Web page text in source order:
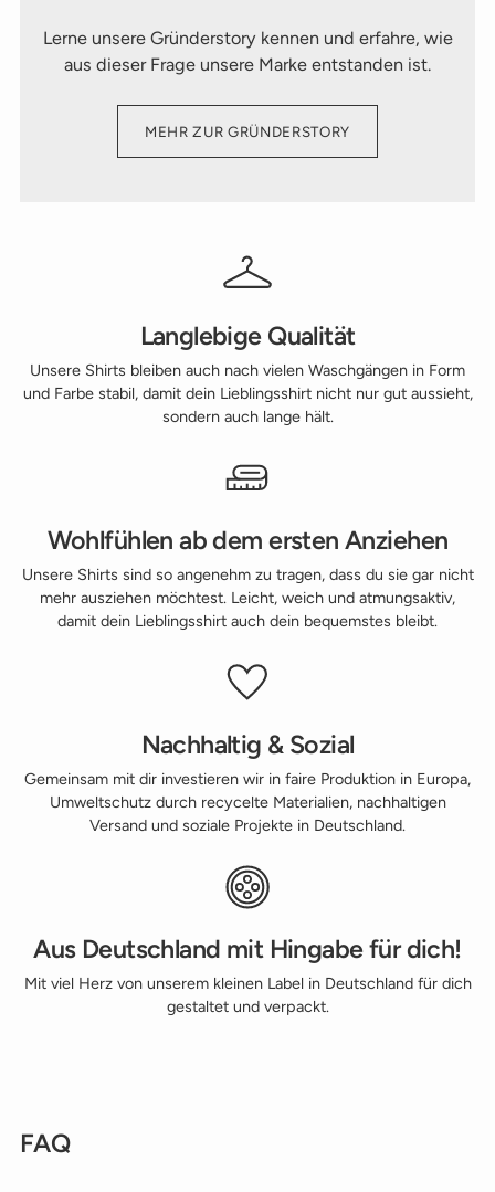
Lerne unsere Gründerstory kennen und erfahre, wie
aus dieser Frage unsere Marke entstanden ist.
MEHR ZUR GRÜNDERSTORY
Langlebige Qualität
Unsere Shirts bleiben auch nach vielen Waschgängen in Form
und Farbe stabil, damit dein Lieblingsshirt nicht nur gut aussieht,
sondern auch lange hält.
Wohlfühlen ab dem ersten Anziehen
Unsere Shirts sind so angenehm zu tragen, dass du sie gar nicht
mehr ausziehen möchtest. Leicht, weich und atmungsaktiv,
damit dein Lieblingsshirt auch dein bequemstes bleibt.
Nachhaltig & Sozial
Gemeinsam mit dir investieren wir in faire Produktion in Europa,
Umweltschutz durch recycelte Materialien, nachhaltigen
Versand und soziale Projekte in Deutschland.
Aus Deutschland mit Hingabe für dich!
Mit viel Herz von unserem kleinen Label in Deutschland für dich
gestaltet und verpackt.
FAQ